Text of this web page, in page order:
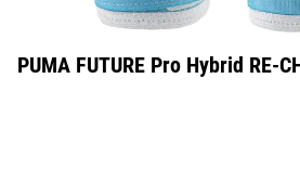
PUMA FUTURE Pro Hybrid RE-